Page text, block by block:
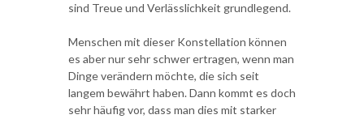
sind Treue und Verlässlichkeit grundlegend.
Menschen mit dieser Konstellation können
es aber nur sehr schwer ertragen, wenn man
Dinge verändern möchte, die sich seit
langem bewährt haben. Dann kommt es doch
sehr häufig vor, dass man dies mit starker